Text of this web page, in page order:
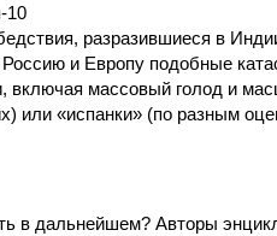
10
разразившиеся в
и Европу подобные
включая массовый голод и
или «испанки» (по разным
в дальнейшем? Авторы